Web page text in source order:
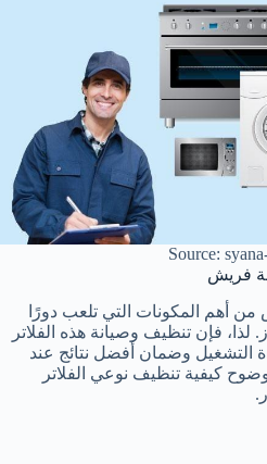
Source:
فريش
من أهم المكونات التي تلعب دورًا
لذا، فإن تنظيف وصيانة هذه الفلاتر
التشغيل وضمان أفضل نتائج عند
كيفية تنظيف نوعي الفلاتر